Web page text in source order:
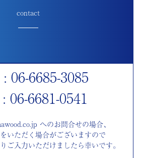
contact
06-6685-3085
6681-0541
へのお問合せの場合、
いただく場合がございますので
ご入力いただけましたら幸いです。